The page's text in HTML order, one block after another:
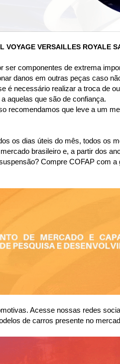
VOYAGE VERSAILLES ROYALE
componentes de extrema
danos em outras peças caso
é necessário realizar a troca de
aquelas que são de confiança.
recomendamos que leve a um
os dias úteis do mês, todos os
brasileiro e, a partir dos
Compre COFAP com
Acesse nossas redes
de carros presente no